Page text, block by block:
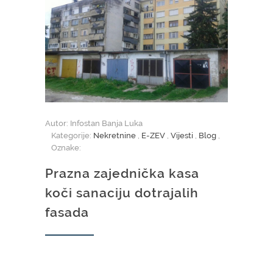
Autor: Infostan Banja Luka
Kategorije: Nekretnine , E-ZEV , Vijesti , Blog ,
Oznake:
Prazna zajednička kasa
koči sanaciju dotrajalih
fasada